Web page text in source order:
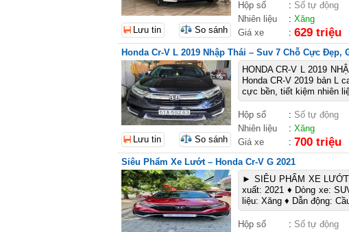
Hộp số : Số tự động
Nhiên liệu
: Xăng
Giá xe
: 629 triệu
Lưu tin So sánh
Honda Cr-V L 2019 Nhập Thái – Suv 7 Chỗ Cực Đẹp,
HONDA CR-V L 2019
Honda CR-V 2019 bản L
cực bền, tiết kiệm nhiên
Hộp số : Số tự động
Nhiên liệu
: Xăng
Giá xe
: 700 triệu
Lưu tin So sánh
Siêu Phẩm Xe Lướt – Honda Cr-V G 2021
► SIÊU PHẨM XE
xuất: 2021 ♦ Dòng xe:
liệu: Xăng ♦ Dẫn động:
Hộp số : Số tự động